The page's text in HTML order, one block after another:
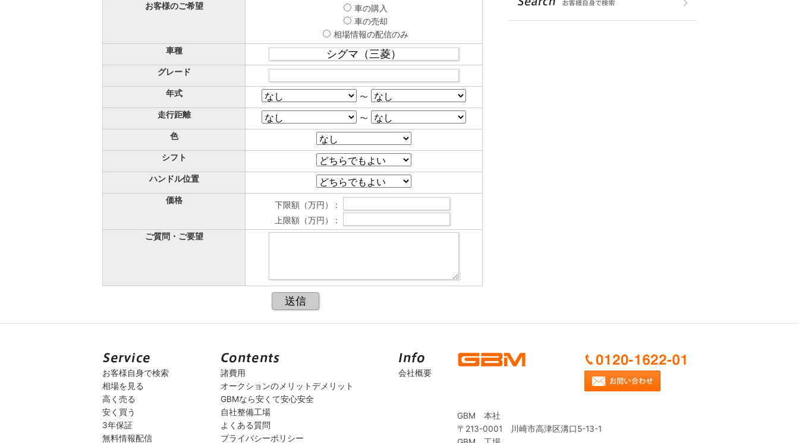
お客様のご希望
車の購入
車の売却
相場情報の配信のみ
車種
グレード
年式
〜
走行距離
〜
色
シフト
ハンドル位置
価格
下限額（万円） :
上限額（万円） :
ご質問・ご要望
お客様自身で検索
相場を見る
高く売る
安く買う
3年保証
無料情報配信
諸費用
オークションのメリットデメリット
GBMなら安くて安心安全
自社整備工場
よくある質問
プライバシーポリシー
会社概要
GBM 本社
〒213-0001 川崎市高津区溝口5-13-1